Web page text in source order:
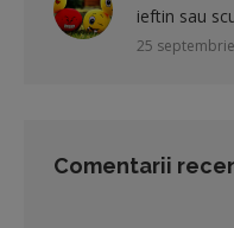
ieftin sau
25
Comentarii